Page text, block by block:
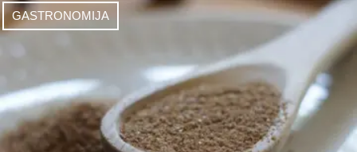
GASTRONOMIJA